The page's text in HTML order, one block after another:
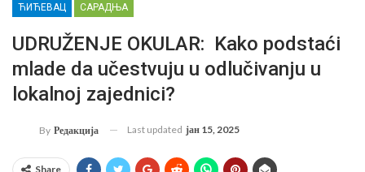
ЋИЋЕВАЦ САРАДЊА
UDRUŽENJE OKULAR: Kako podstaći
mlade da učestvuju u odlučivanju u
lokalnoj zajednici?
By Редакција Last updated јан 15, 2025
Share